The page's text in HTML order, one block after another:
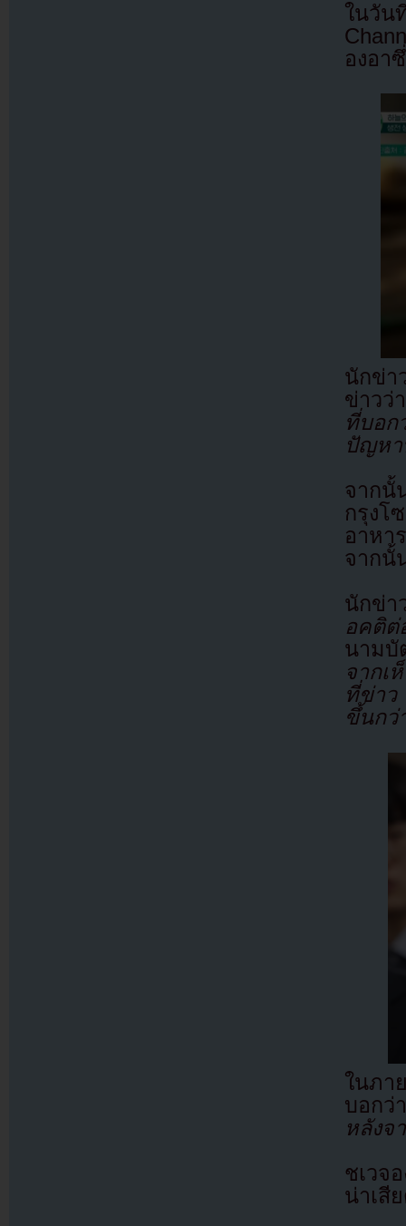
ในวัน
องอา
นักข่า
ข่าวว่
ที่บอก
ปัญหา
จากนั้
กรุงโ
อาหา
จากนั้
นักข่า
อคติ
นาม
จากเ
ที่ข่าว
ขึ้นกว่
ในภา
บอก
หลังจ
ชเวจ
น่าเสี